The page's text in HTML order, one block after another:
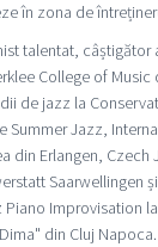
în zona de
talentat, câștigător
College of
de jazz la
Summer Jazz,
din Erlangen,
Saarwellingen
Improvisation
din Cluj